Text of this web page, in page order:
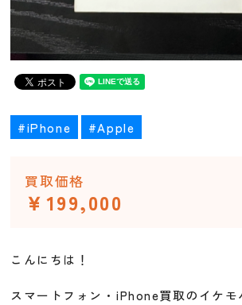
#iPhone #Apple
買取価格
￥199,000
こんにちは！
スマートフォン・iPhone買取のイケモ